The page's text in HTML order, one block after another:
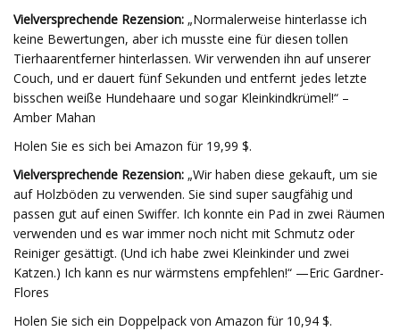
Vielversprechende Rezension: „Normalerweise hinterlasse ich
keine Bewertungen, aber ich musste eine für diesen tollen
Tierhaarentferner hinterlassen. Wir verwenden ihn auf unserer
Couch, und er dauert fünf Sekunden und entfernt jedes letzte
bisschen weiße Hundehaare und sogar Kleinkindkrümel!“ –
Amber Mahan
Holen Sie es sich bei Amazon für 19,99 $.
Vielversprechende Rezension: „Wir haben diese gekauft, um sie
auf Holzböden zu verwenden. Sie sind super saugfähig und
passen gut auf einen Swiffer. Ich konnte ein Pad in zwei Räumen
verwenden und es war immer noch nicht mit Schmutz oder
Reiniger gesättigt. (Und ich habe zwei Kleinkinder und zwei
Katzen.) Ich kann es nur wärmstens empfehlen!“ —Eric Gardner-
Flores
Holen Sie sich ein Doppelpack von Amazon für 10,94 $.